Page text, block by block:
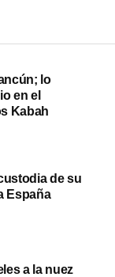
lo
en el
Kabah
de su
España
a la nuez